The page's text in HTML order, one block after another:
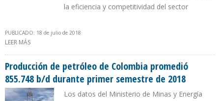
la eficiencia y competitividad del sector
PUBLICADO: 18 de julio de 2018
LEER MÁS
Producción de petróleo de Colombia promedió
855.748 b/d durante primer semestre de 2018
Los datos del Ministerio de Minas y Energía